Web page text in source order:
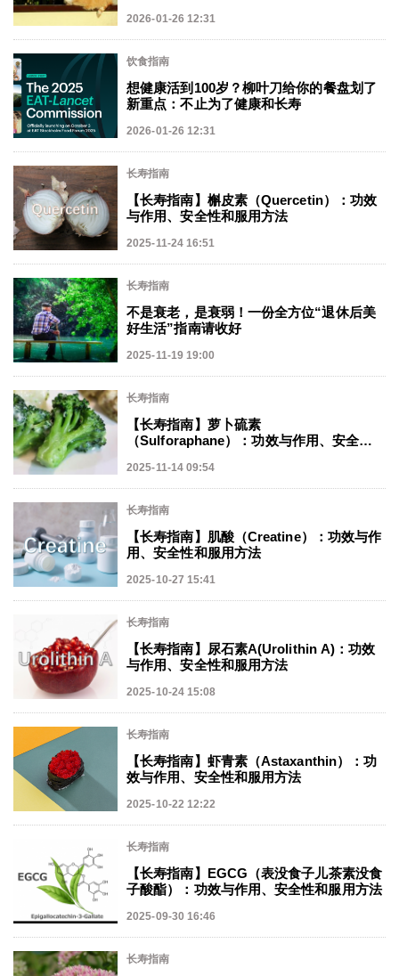
2026-01-26 12:31
饮食指南
想健康活到100岁？柳叶刀给你的餐盘划了
新重点：不止为了健康和长寿
2026-01-26 12:31
长寿指南
【长寿指南】槲皮素（Quercetin）：功效
与作用、安全性和服用方法
2025-11-24 16:51
长寿指南
不是衰老，是衰弱！一份全方位“退休后美
好生活”指南请收好
2025-11-19 19:00
长寿指南
【长寿指南】萝卜硫素
（Sulforaphane）：功效与作用、安全性
2025-11-14 09:54
长寿指南
【长寿指南】肌酸（Creatine）：功效与作
用、安全性和服用方法
2025-10-27 15:41
长寿指南
【长寿指南】尿石素A(Urolithin A)：功效
与作用、安全性和服用方法
2025-10-24 15:08
长寿指南
【长寿指南】虾青素（Astaxanthin）：功
效与作用、安全性和服用方法
2025-10-22 12:22
长寿指南
【长寿指南】EGCG（表没食子儿茶素没食
子酸酯）：功效与作用、安全性和服用方法
2025-09-30 16:46
长寿指南